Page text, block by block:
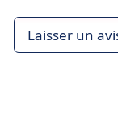
Laisser un